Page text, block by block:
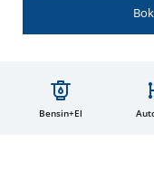
Bensin+El